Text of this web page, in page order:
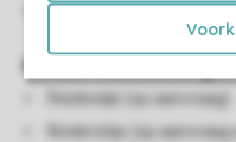
Streamingdiensten
Reisbedje (op aanvraag)
Kinderzitje (op